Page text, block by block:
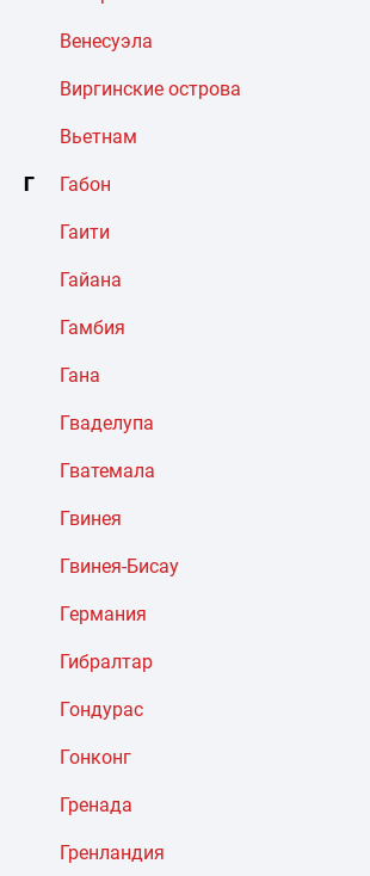
Венесуэла
Виргинские острова
Вьетнам
Г Габон
Гаити
Гайана
Гамбия
Гана
Гваделупа
Гватемала
Гвинея
Гвинея-Бисау
Германия
Гибралтар
Гондурас
Гонконг
Гренада
Гренландия